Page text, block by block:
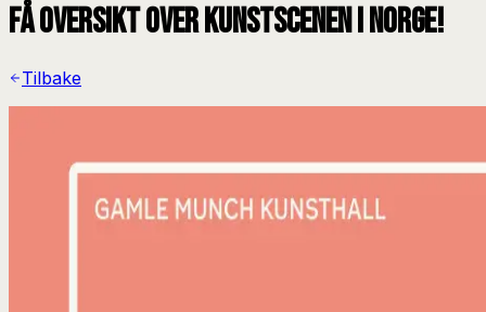
Få oversikt over kunstscenen i Norge!
Tilbake